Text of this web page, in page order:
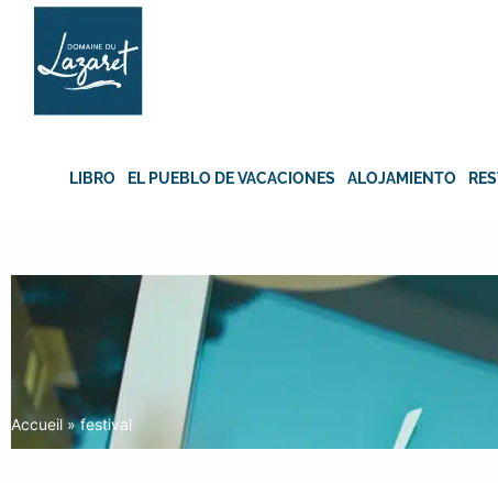
Skip
content
LIBRO EL PUEBLO DE VACACIONES ALOJAMIENTO
Accueil»festival